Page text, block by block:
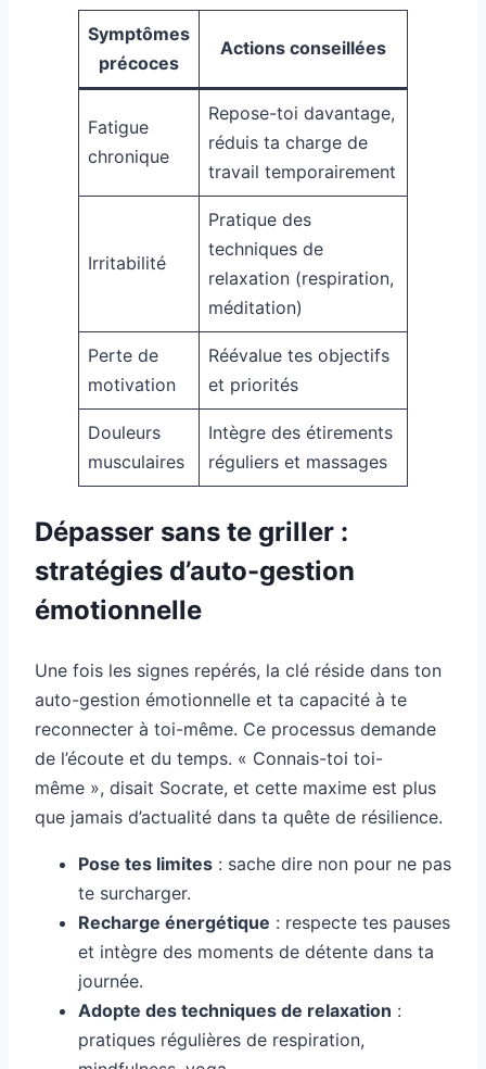
Symptômes
précoces
Actions conseillées
Fatigue
chronique
Repose-toi davantage,
réduis ta charge de
travail temporairement
Irritabilité
Pratique des
techniques de
relaxation (respiration,
méditation)
Perte de
motivation
Réévalue tes objectifs
et priorités
Douleurs
musculaires
Intègre des étirements
réguliers et massages
Dépasser sans te griller :
stratégies d’auto-gestion
émotionnelle
Une fois les signes repérés, la clé réside dans ton
auto-gestion émotionnelle et ta capacité à te
reconnecter à toi-même. Ce processus demande
de l’écoute et du temps. « Connais-toi toi-
même », disait Socrate, et cette maxime est plus
que jamais d’actualité dans ta quête de résilience.
Pose tes limites : sache dire non pour ne pas
te surcharger.
Recharge énergétique : respecte tes pauses
et intègre des moments de détente dans ta
journée.
Adopte des techniques de relaxation :
pratiques régulières de respiration,